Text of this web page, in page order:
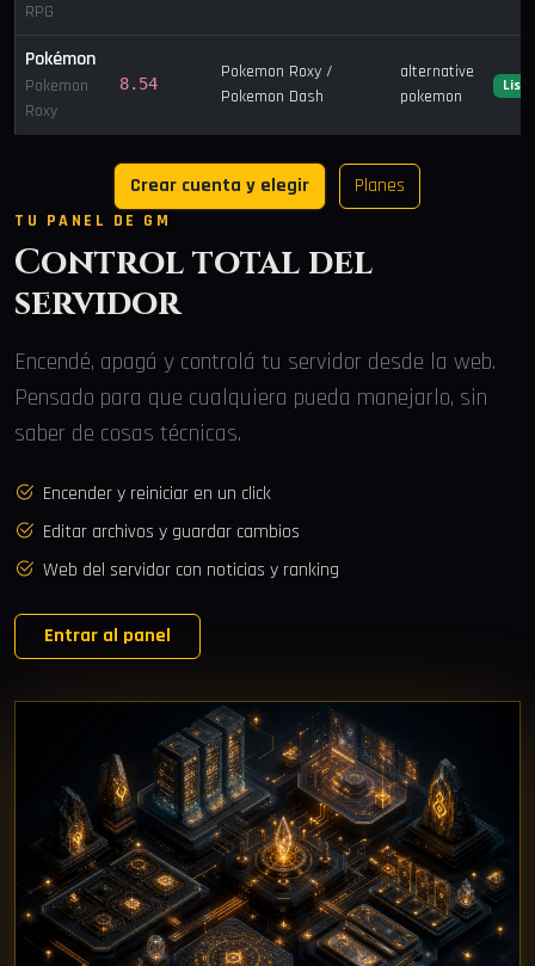
RPG
Pokémon
Pokemon
Roxy
8.54
Pokemon Roxy /
Pokemon Dash
alternative
pokemon
Listo
Crear cuenta y elegir Planes
TU PANEL DE GM
Control total del
servidor
Encendé, apagá y controlá tu servidor desde la web.
Pensado para que cualquiera pueda manejarlo, sin
saber de cosas técnicas.
Encender y reiniciar en un click
Editar archivos y guardar cambios
Web del servidor con noticias y ranking
Entrar al panel